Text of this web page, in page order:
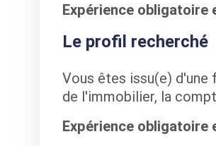
Expérience
Le profil recherché
Vous êtes issu(e)
de l'immobilier, la
Expérience